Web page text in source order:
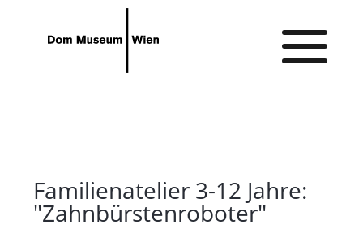
Familienatelier 3-12 Jahre:
"Zahnbürstenroboter"